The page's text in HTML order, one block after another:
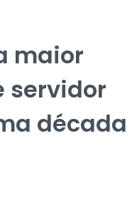
maior
servidor
década